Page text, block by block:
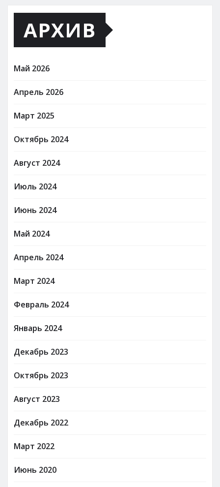
АРХИВ
Май 2026
Апрель 2026
Март 2025
Октябрь 2024
Август 2024
Июль 2024
Июнь 2024
Май 2024
Апрель 2024
Март 2024
Февраль 2024
Январь 2024
Декабрь 2023
Октябрь 2023
Август 2023
Декабрь 2022
Март 2022
Июнь 2020